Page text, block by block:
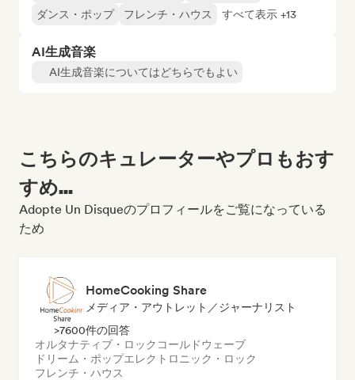
ダンス・ポップ フレンチ・ハウス すべて表示 +13
AI生成音楽
AI生成音楽についてはどちらでもよい
こちらのキュレーターやプロもおす
すめ...
Adopte Un Disqueのプロフィールをご覧になっている
ため
HomeCooking Share
メディア・アウトレット／ジャーナリスト
>7600件の回答
オルタナティブ・ロック コールドウェーブ
ドリーム・ポップエレクトロニック・ロック
フレンチ・ハウス